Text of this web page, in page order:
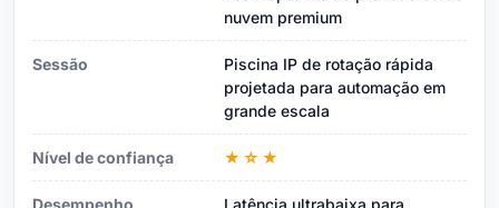
nuvem premium
Sessão
Piscina IP de rotação rápida
projetada para automação em
grande escala
Nível de confiança ★☆★
Desempenho
Latência ultrabaixa para